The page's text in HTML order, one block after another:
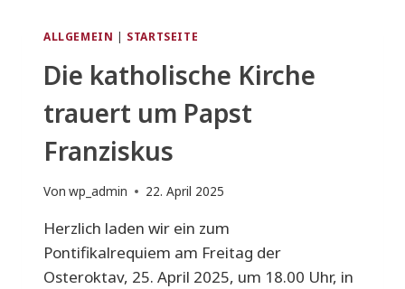
ALLGEMEIN | STARTSEITE
Die katholische Kirche
trauert um Papst
Franziskus
Von wp_admin 22. April 2025
Herzlich laden wir ein zum
Pontifikalrequiem am Freitag der
Osteroktav, 25. April 2025, um 18.00 Uhr, in